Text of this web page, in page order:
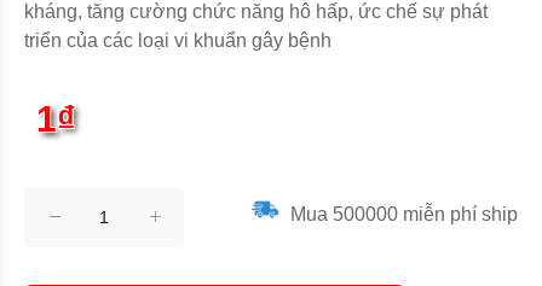
kháng, tăng cường chức năng hô hấp, ức chế sự phát
triển của các loại vi khuẩn gây bệnh
1₫
Mua 500000 miễn phí ship